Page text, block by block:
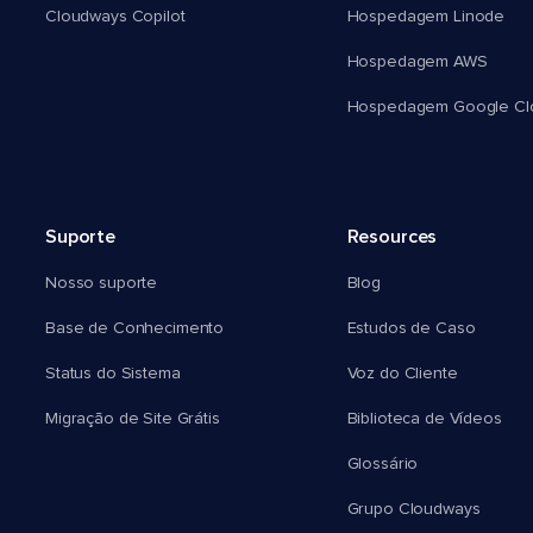
Cloudways Copilot Hospedagem Linode
Hospedagem AWS
Hospedagem Google
Suporte
Nosso suporte
Base de Conhecimento
Status do Sistema
Migração de Site Grátis
Resources
Blog
Estudos de Caso
Voz do Cliente
Biblioteca de Vídeos
Glossário
Grupo Cloudways